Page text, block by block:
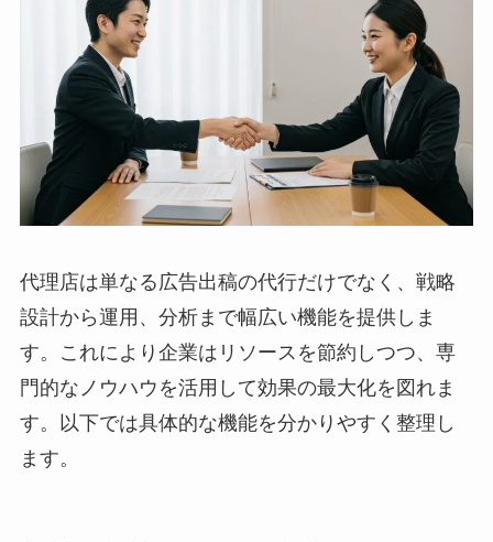
代理店は単なる広告出稿の代行だけでなく、戦略
設計から運用、分析まで幅広い機能を提供しま
す。これにより企業はリソースを節約しつつ、専
門的なノウハウを活用して効果の最大化を図れま
す。以下では具体的な機能を分かりやすく整理し
ます。